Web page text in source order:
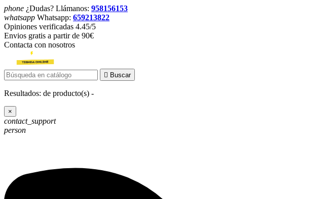
phone ¿Dudas? Llámanos: 958156153
whatsapp Whatsapp: 659213822
Opiniones verificadas 4.45/5
Envios gratis a partir de 90€
Contacta con nosotros
 Buscar
Resultados: de producto(s) -
×
contact_support
person